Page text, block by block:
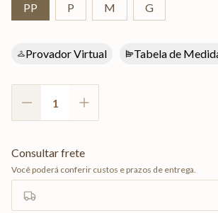
PP P M G
Provador Virtual Tabela de